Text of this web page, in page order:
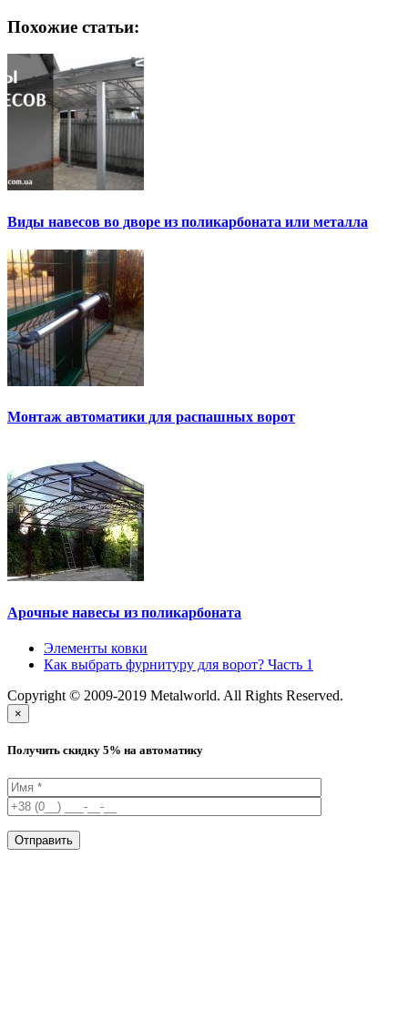
Похожие статьи:
Виды навесов во дворе из поликарбоната или металла
Монтаж автоматики для распашных ворот
Арочные навесы из поликарбоната
Элементы ковки
Как выбрать фурнитуру для ворот? Часть 1
Copyright © 2009-2019 Metalworld. All Rights Reserved.
×
Получить скидку 5% на автоматику